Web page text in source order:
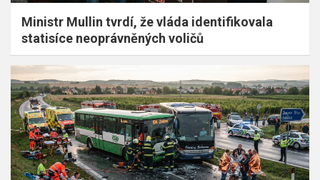
Ministr Mullin tvrdí, že vláda identifikovala
statisíce neoprávněných voličů